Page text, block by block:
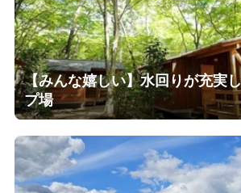
【みんな嬉しい】水回りが充実
プ場